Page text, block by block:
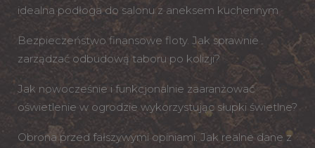
idealna podłoga do salonu z aneksem kuchennym
Bezpieczeństwo finansowe floty. Jak sprawnie
zarządzać odbudową taboru po kolizji?
Jak nowocześnie i funkcjonalnie zaaranżować
oświetlenie w ogrodzie wykorzystując słupki świetlne?
Obrona przed fałszywymi opiniami. Jak realne dane z